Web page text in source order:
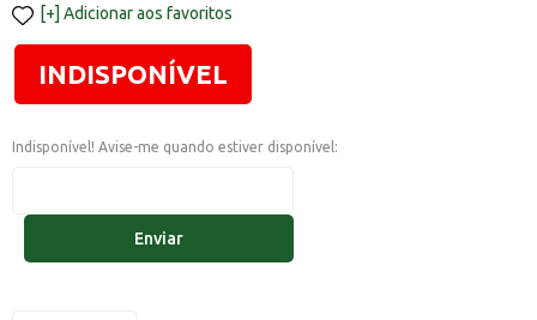
Adicionar aos favoritos
INDISPONÍVEL
Indisponível! Avise-me quando estiver disponível:
Enviar